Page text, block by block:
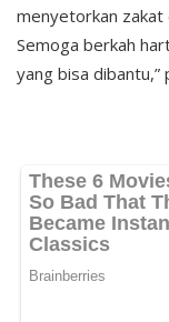
menyetorkan zakat
Semoga berkah
yang bisa dibantu,”